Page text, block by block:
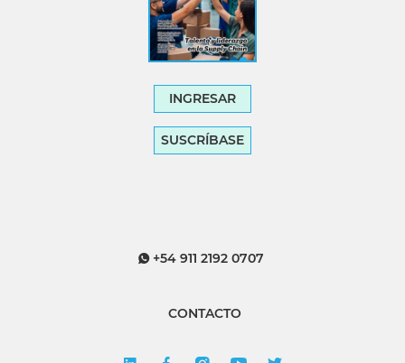
INGRESAR
SUSCRÍBASE
+54 911 2192 0707
CONTACTO